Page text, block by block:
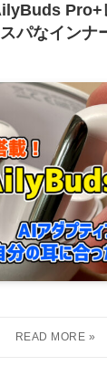
パなインナ